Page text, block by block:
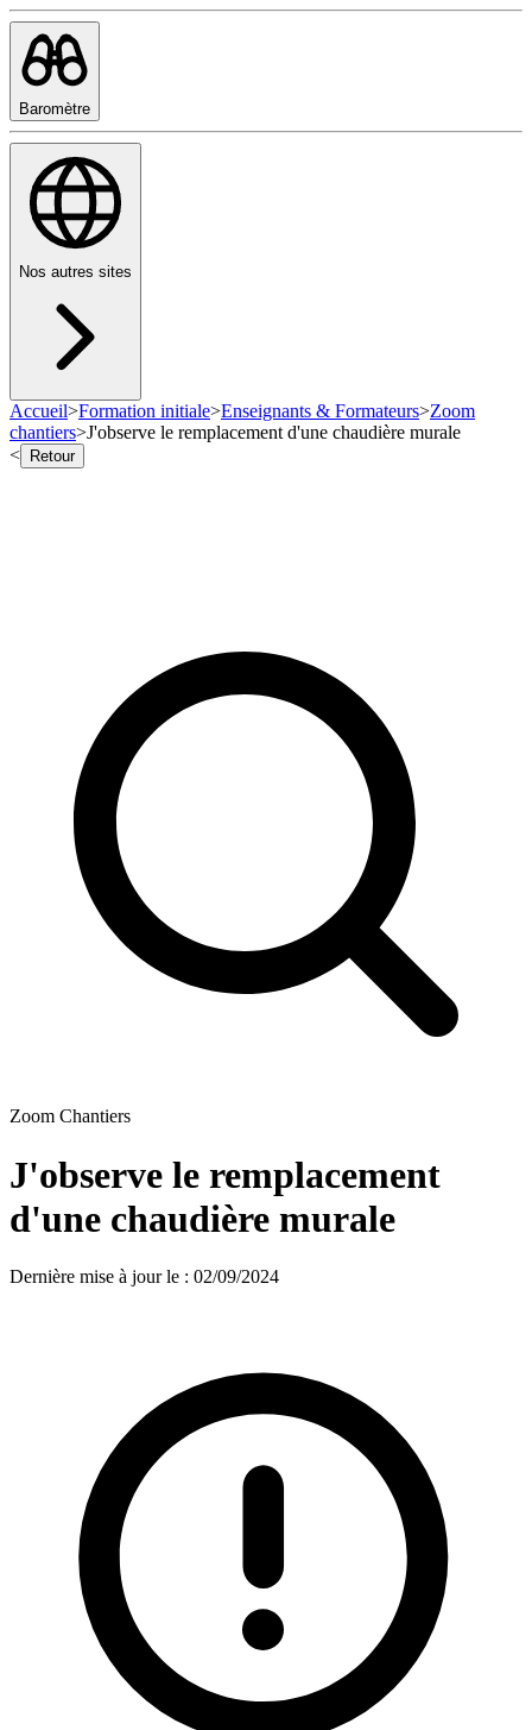
Baromètre
Nos autres sites
Accueil>Formation initiale>Enseignants & Formateurs>Zoom
chantiers>J'observe le remplacement d'une chaudière murale
<
Retour
Zoom Chantiers
J'observe le remplacement
d'une chaudière murale
Dernière mise à jour le : 02/09/2024